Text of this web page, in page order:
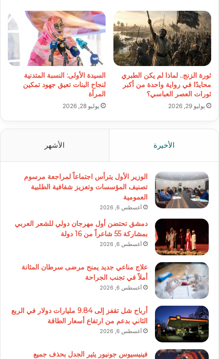
ثورة الزنج.. لماذا لم يكن الطبري
محايدًا في رواية واحدة من أكبر
ثورات العصر العباسي؟
يوليو 29, 2026
السيدة الأولى: النسبة المتدنية
لنجاح البنات تعيق جهود تمكين
المرأة
يوليو 28, 2026
الأخيرة الأشهر
الوزير الأول يترأس اجتماعاً لمراجعة مرسوم
تصنيف المؤسسات وتعزيز شفافية الطلبية
العمومية
أغسطس 6, 2026
دمشق تحتضن أول مهرجان دولي للشعر العربي
بمشاركة 55 شاعراً من 16 دولة
أغسطس 6, 2026
علاج مناعي جديد يمنح مرضى سرطان المثانة
أملاً في تجنب الجراحة
أغسطس 6, 2026
أرباح شل تقفز إلى 9.84 مليارات دولار في الربع
الثاني بدعم من ارتفاع أسعار الطاقة
أغسطس 6, 2026
فينيسيوس جونيور يثير الجدل بحذف جميع